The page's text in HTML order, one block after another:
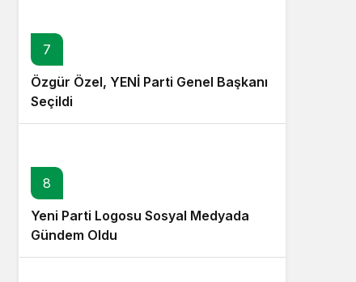
7
Özgür Özel, YENİ Parti Genel Başkanı
Seçildi
8
Yeni Parti Logosu Sosyal Medyada
Gündem Oldu